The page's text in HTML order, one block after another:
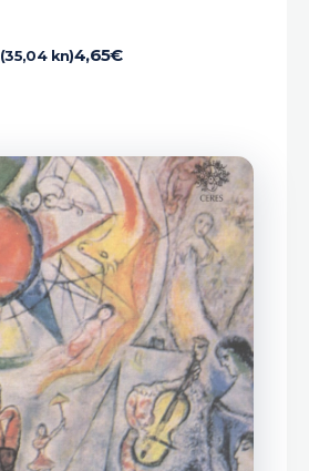
4,65€
(35,04 kn)